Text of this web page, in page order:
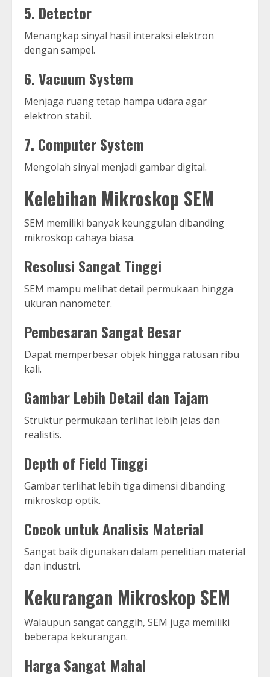
5. Detector
Menangkap sinyal hasil interaksi elektron
dengan sampel.
6. Vacuum System
Menjaga ruang tetap hampa udara agar
elektron stabil.
7. Computer System
Mengolah sinyal menjadi gambar digital.
Kelebihan Mikroskop SEM
SEM memiliki banyak keunggulan dibanding
mikroskop cahaya biasa.
Resolusi Sangat Tinggi
SEM mampu melihat detail permukaan hingga
ukuran nanometer.
Pembesaran Sangat Besar
Dapat memperbesar objek hingga ratusan ribu
kali.
Gambar Lebih Detail dan Tajam
Struktur permukaan terlihat lebih jelas dan
realistis.
Depth of Field Tinggi
Gambar terlihat lebih tiga dimensi dibanding
mikroskop optik.
Cocok untuk Analisis Material
Sangat baik digunakan dalam penelitian material
dan industri.
Kekurangan Mikroskop SEM
Walaupun sangat canggih, SEM juga memiliki
beberapa kekurangan.
Harga Sangat Mahal